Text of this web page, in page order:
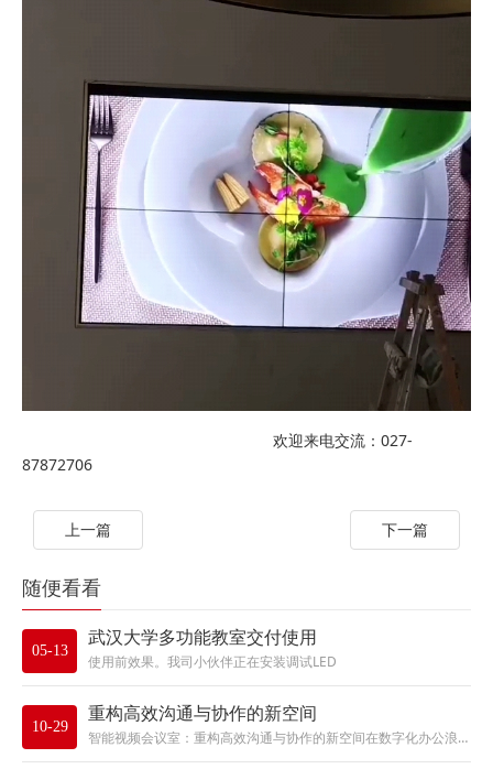
欢迎来电交流：027-
87872706
上一篇 下一篇
随便看看
05-13
武汉大学多功能教室交付使用
使用前效果。我司小伙伴正在安装调试LED
10-29
重构高效沟通与协作的新空间
智能视频会议室：重构高效沟通与协作的新空间在数字化办公浪潮席卷全球的今天，视频会议室已不再是简单的“开会场所”，而是企业...